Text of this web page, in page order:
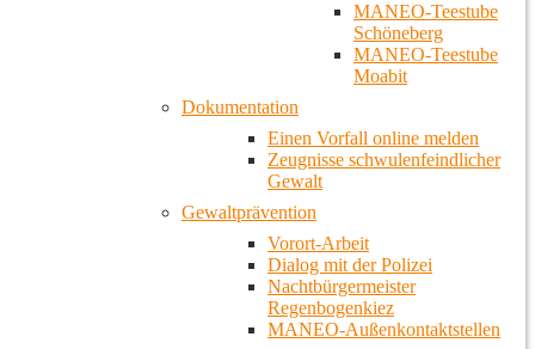
MANEO-Teestube
Schöneberg
MANEO-Teestube
Moabit
Dokumentation
Einen Vorfall online melden
Zeugnisse schwulenfeindlicher
Gewalt
Gewaltprävention
Vorort-Arbeit
Dialog mit der Polizei
Nachtbürgermeister
Regenbogenkiez
MANEO-Außenkontaktstellen